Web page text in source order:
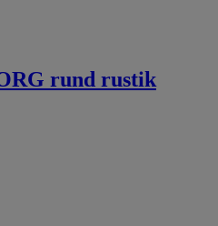
rund rustik